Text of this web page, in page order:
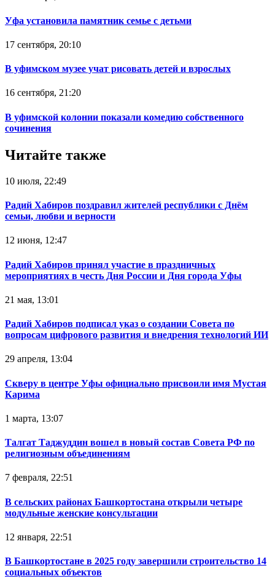
Уфа установила памятник семье с детьми
17 сентября, 20:10
В уфимском музее учат рисовать детей и взрослых
16 сентября, 21:20
В уфимской колонии показали комедию собственного
сочинения
Читайте также
10 июля, 22:49
Радий Хабиров поздравил жителей республики с Днём
семьи, любви и верности
12 июня, 12:47
Радий Хабиров принял участие в праздничных
мероприятиях в честь Дня России и Дня города Уфы
21 мая, 13:01
Радий Хабиров подписал указ о создании Совета по
вопросам цифрового развития и внедрения технологий ИИ
29 апреля, 13:04
Скверу в центре Уфы официально присвоили имя Мустая
Карима
1 марта, 13:07
Талгат Таджуддин вошел в новый состав Совета РФ по
религиозным объединениям
7 февраля, 22:51
В сельских районах Башкортостана открыли четыре
модульные женские консультации
12 января, 22:51
В Башкортостане в 2025 году завершили строительство 14
социальных объектов